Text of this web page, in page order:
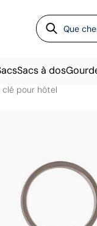
Sacs à dos
clé pour hôtel